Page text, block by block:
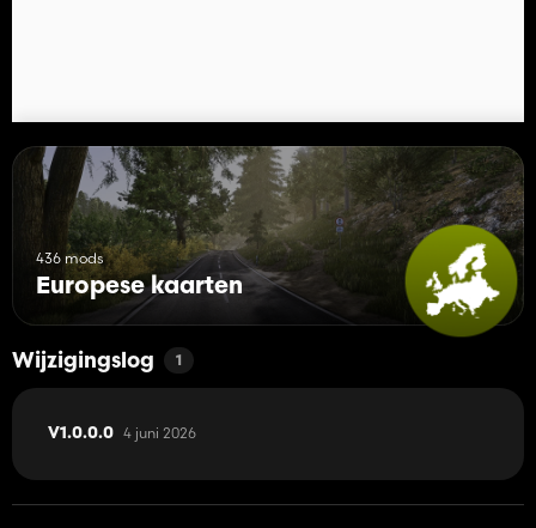
436 mods
Europese kaarten
Wijzigingslog 1
V1.0.0.0 4 juni 2026